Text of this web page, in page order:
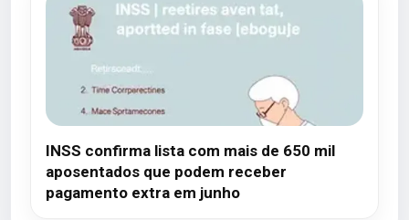
INSS confirma lista com mais de 650 mil
aposentados que podem receber
pagamento extra em junho